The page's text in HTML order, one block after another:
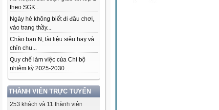
theo SGK...
Ngày hè không biết đi đâu chơi,
vào trang thầy...
Chào bạn N, tài liệu siêu hay và
chỉn chu...
Quy chế làm việc của Chi bộ
nhiệm kỳ 2025-2030...
THÀNH VIÊN TRỰC TUYẾN
253 khách và 11 thành viên